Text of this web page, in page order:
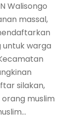
Walisongo
massal,
untuk warga
silakan,
muslim